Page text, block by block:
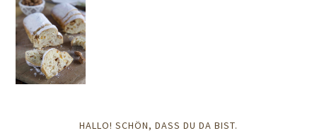
HALLO! SCHÖN, DASS DU DA BIST.